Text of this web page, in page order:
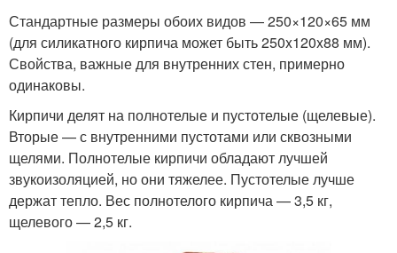
Стандартные размеры обоих видов — 250×120×65 мм
(для силикатного кирпича может быть 250x120x88 мм).
Свойства, важные для внутренних стен, примерно
одинаковы.
Кирпичи делят на полнотелые и пустотелые (щелевые).
Вторые — с внутренними пустотами или сквозными
щелями. Полнотелые кирпичи обладают лучшей
звукоизоляцией, но они тяжелее. Пустотелые лучше
держат тепло. Вес полнотелого кирпича — 3,5 кг,
щелевого — 2,5 кг.